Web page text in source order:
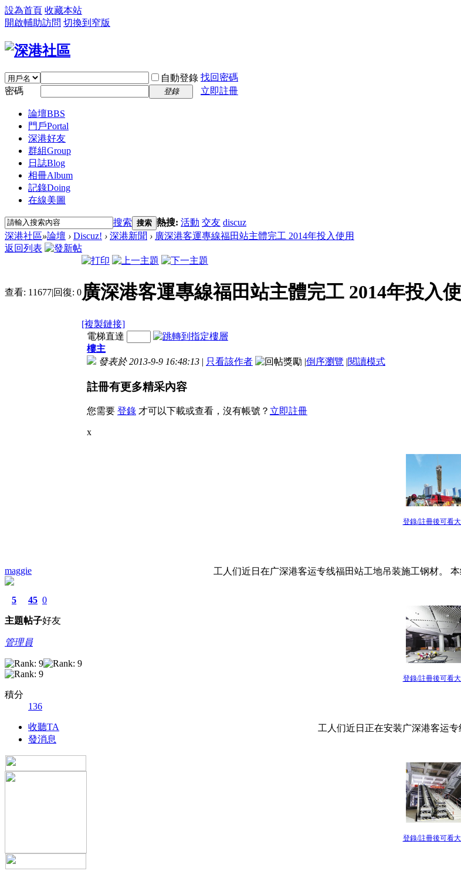
設為首頁 收藏本站
開啟輔助訪問 切換到窄版
自動登錄 找回密碼
密碼
登錄 立即註冊
論壇BBS
門戶Portal
深港好友
群組Group
日誌Blog
相冊Album
記錄Doing
在線美圖
搜索 搜索 熱搜: 活動 交友 discuz
深港社區»論壇 › Discuz! › 深港新聞 › 廣深港客運專線福田站主體完工 2014年投入使用
返回列表
查看: 11677|回復: 0廣深港客運專線福田站主體完工 2014年投入
[複製鏈接]
maggie
5
主題
45
帖子
0
好友
管理員
積分
136
收聽TA
發消息
電梯直達
樓主
發表於 2013-9-9 16:48:13 | 只看該作者 |倒序瀏覽 |閱讀模式
註冊有更多精采內容
您需要 登錄 才可以下載或查看，沒有帳號？ 立即註冊
x
登錄/註冊後可看
工人们近日在广深港客运专线福田站工地吊装施工钢材。
登錄/註冊後可看
工人们近日正在安装广深港客运专
登錄/註冊後可看